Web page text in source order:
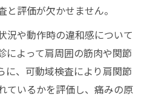
評価が欠かせません。
況や動作時の違和感について
によって肩周囲の筋肉や関節
に、可動域検査により肩関節
ているかを評価し、痛みの原